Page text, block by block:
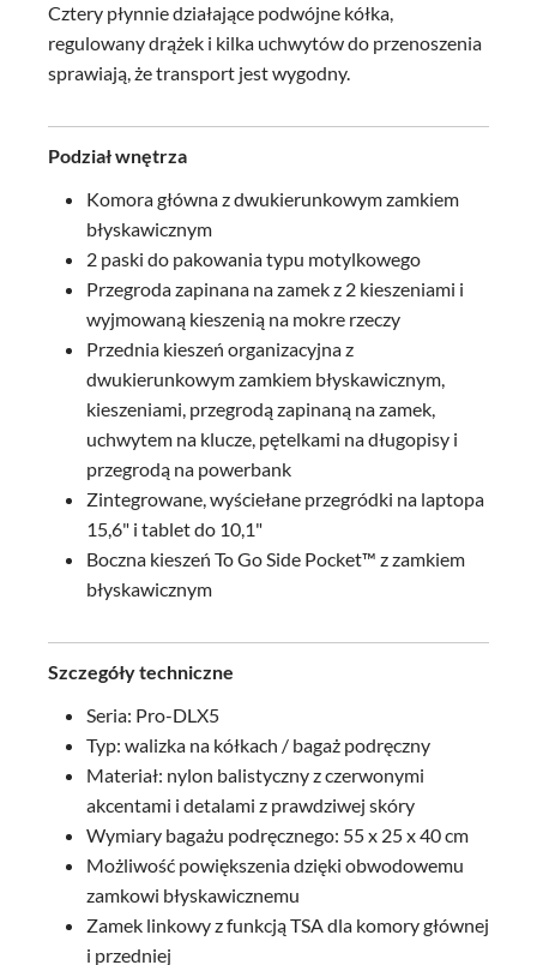
Cztery płynnie działające podwójne kółka,
regulowany drążek i kilka uchwytów do przenoszenia
sprawiają, że transport jest wygodny.
Podział wnętrza
Komora główna z dwukierunkowym zamkiem
błyskawicznym
2 paski do pakowania typu motylkowego
Przegroda zapinana na zamek z 2 kieszeniami i
wyjmowaną kieszenią na mokre rzeczy
Przednia kieszeń organizacyjna z
dwukierunkowym zamkiem błyskawicznym,
kieszeniami, przegrodą zapinaną na zamek,
uchwytem na klucze, pętelkami na długopisy i
przegrodą na powerbank
Zintegrowane, wyściełane przegródki na laptopa
15,6" i tablet do 10,1"
Boczna kieszeń To Go Side Pocket™ z zamkiem
błyskawicznym
Szczegóły techniczne
Seria: Pro-DLX5
Typ: walizka na kółkach / bagaż podręczny
Materiał: nylon balistyczny z czerwonymi
akcentami i detalami z prawdziwej skóry
Wymiary bagażu podręcznego: 55 x 25 x 40 cm
Możliwość powiększenia dzięki obwodowemu
zamkowi błyskawicznemu
Zamek linkowy z funkcją TSA dla komory głównej
i przedniej